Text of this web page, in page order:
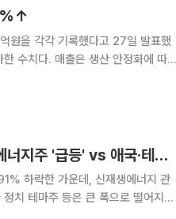
원을 각각 기록했다고 27일 발표했
안정화에 따
[베스트&워스트] 코스피, 중동 긴장에 신재생에너지주 '급등' vs 애국·테마주 '급락'
하락한 가운데, 신재생에너지 관
치 테마주 등은 큰 폭으로 떨어지며